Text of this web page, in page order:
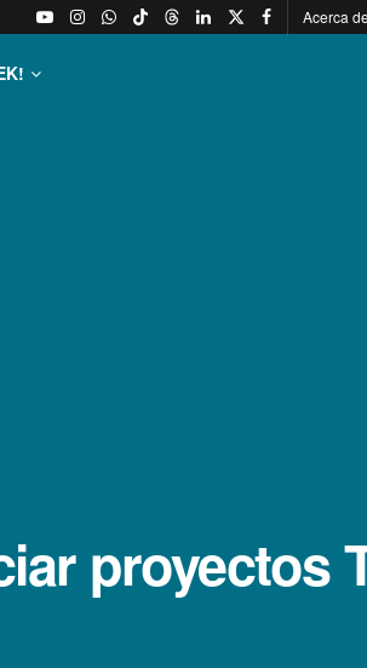
Acerca
proyectos